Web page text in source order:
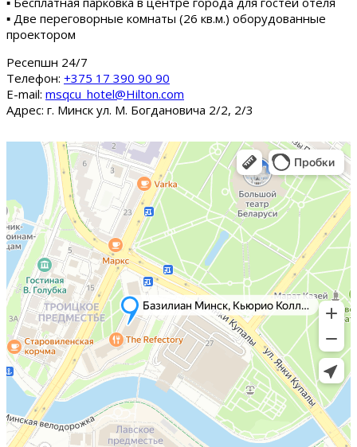
▪ Две переговорные комнаты (26 кв.м.) оборудованные
проектором
Ресепшн 24/7
Tелефон: +375 17 390 90 90
E-mail: msqcu_hotel@Hilton.com
Адрес: г. Минск ул. М. Богдановича 2/2, 2/3